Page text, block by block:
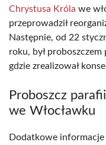
Chrystusa Króla we
przeprowadził
Następnie, od 22
roku, był
gdzie zrealizował
Proboszcz
we Włocławku
Dodatkowe